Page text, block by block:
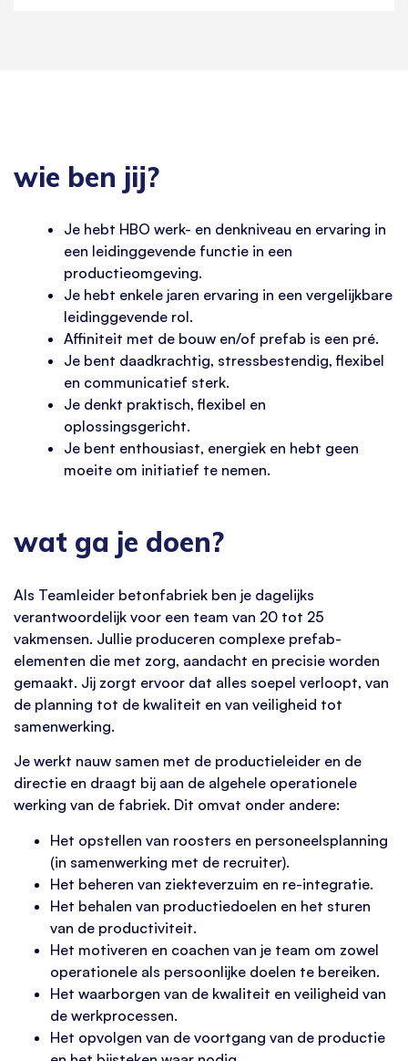
wie ben jij?
Je hebt HBO werk- en denkniveau en ervaring in
een leidinggevende functie in een
productieomgeving.
Je hebt enkele jaren ervaring in een vergelijkbare
leidinggevende rol.
Affiniteit met de bouw en/of prefab is een pré.
Je bent daadkrachtig, stressbestendig, flexibel
en communicatief sterk.
Je denkt praktisch, flexibel en
oplossingsgericht.
Je bent enthousiast, energiek en hebt geen
moeite om initiatief te nemen.
wat ga je doen?
Als Teamleider betonfabriek ben je dagelijks
verantwoordelijk voor een team van 20 tot 25
vakmensen. Jullie produceren complexe prefab-
elementen die met zorg, aandacht en precisie worden
gemaakt. Jij zorgt ervoor dat alles soepel verloopt, van
de planning tot de kwaliteit en van veiligheid tot
samenwerking.
Je werkt nauw samen met de productieleider en de
directie en draagt bij aan de algehele operationele
werking van de fabriek. Dit omvat onder andere:
Het opstellen van roosters en personeelsplanning
(in samenwerking met de recruiter).
Het beheren van ziekteverzuim en re-integratie.
Het behalen van productiedoelen en het sturen
van de productiviteit.
Het motiveren en coachen van je team om zowel
operationele als persoonlijke doelen te bereiken.
Het waarborgen van de kwaliteit en veiligheid van
de werkprocessen.
Het opvolgen van de voortgang van de productie